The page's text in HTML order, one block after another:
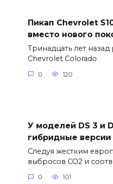
Пикап Chevrolet
вместо нового
Тринадцать лет
Chevrolet Colorado
0 120
У моделей DS 3 и
гибридные версии
Следуя жестким
выбросов CO2 и
0 101